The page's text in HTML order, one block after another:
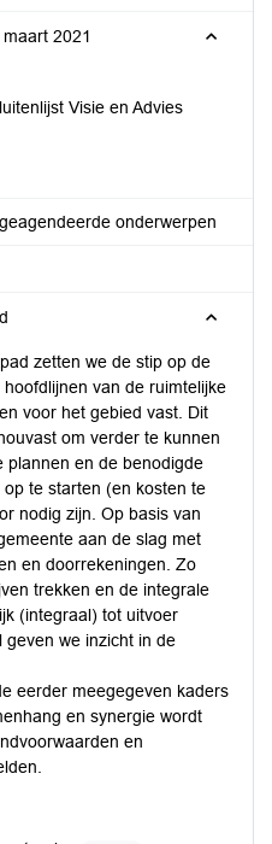
2021
Visie en Advies
onderwerpen
zetten we de stip op de
van de ruimtelijke
voor het gebied vast. Dit
om verder te kunnen
plannen en de benodigde
te starten (en kosten te
nodig zijn. Op basis van
aan de slag met
en doorrekeningen. Zo
trekken en de integrale
(integraal) tot uitvoer
geven we inzicht in de
eerder meegegeven kaders
en synergie wordt
en